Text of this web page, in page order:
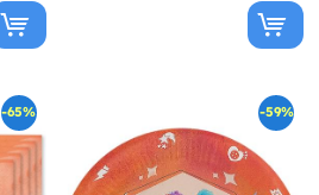
-65% -59%